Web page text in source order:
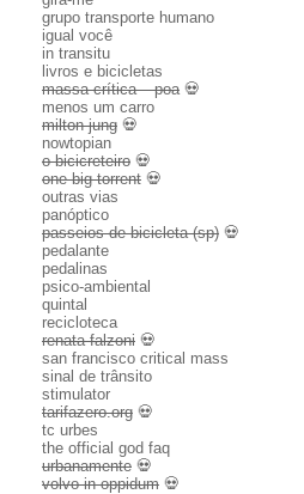
grupo transporte humano
igual você
in transitu
livros e bicicletas
massa crítica – poa💀
menos um carro
milton jung 💀
nowtopian
o bicicreteiro 💀
one big torrent 💀
outras vias
panóptico
passeios de bicicleta (sp) 💀
pedalante
pedalinas
psico-ambiental
quintal
recicloteca
renata falzoni 💀
san francisco critical mass
sinal de trânsito
stimulator
tarifazero.org 💀
tc urbes
the official god faq
urbanamente 💀
volvo in oppidum 💀